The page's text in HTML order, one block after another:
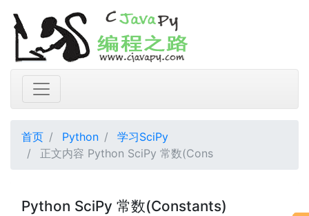
首页 Python
学习SciPy
正文内容 Python SciPy 常数(Cons
Python SciPy 常数(Constants)